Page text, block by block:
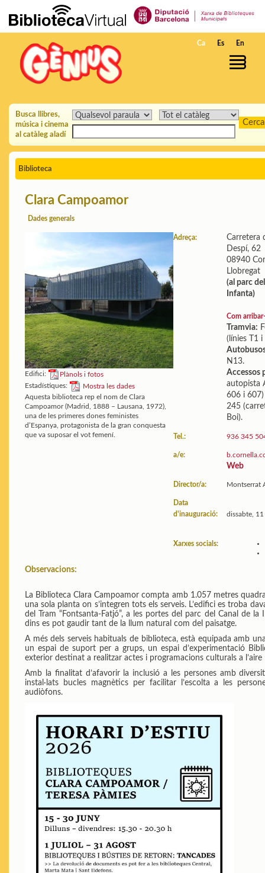
Salta al contingut principal
Ca Es En
Busca llibres,
música i cinema
al catàleg aladí
Biblioteca
Clara Campoamor
Dades generals
Edifici:
Plànols i fotos
Estadístiques:
Mostra les dades
Adreça:
Carretera
Despí, 62
08940
Llobregat
(al parc
Infanta)
Com
Tramvia:
(línies T1 i
N13.
Accessos
autopista
606 i
245
Boi).
Tel.: 936 345
a/e:
Web
Director/a: Montserrat
Data
d'inauguració:
dissabte,
Xarxes socials:
Observacions:
La Biblioteca Clara Campoamor compta amb 1.057 metres
una sola planta on s’integren tots els serveis. L’edifici es troba
del Tram “Fontsanta-Fatjó”, a les portes del parc del Canal de la
dins es pot gaudir tant de la llum natural com del paisatge.
A més dels serveis habituals de biblioteca, està equipada amb
un espai de suport per a grups, un espai d’experimentació
exterior destinat a realitzar actes i programacions culturals a l’aire
Amb la finalitat d’afavorir la inclusió a les persones amb
instal·lats bucles magnètics per facilitar l’escolta a les
audiòfons.
Aquesta biblioteca rep el nom de Clara
Campoamor (Madrid, 1888 – Lausana, 1972),
una de les primeres dones feministes
d’Espanya, protagonista de la gran conquesta
que va suposar el vot femení.